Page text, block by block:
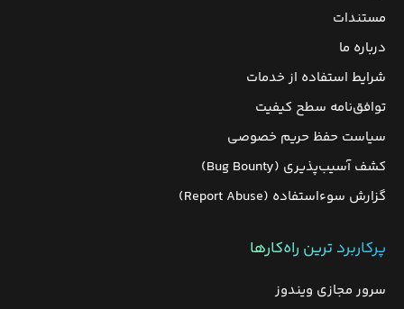
مستندات
درباره ما
شرایط استفاده از خدمات
توافق‌نامه سطح کیفیت
سیاست حفظ حریم خصوصی
کشف آسیب‌پذیری (Bug Bounty)
گزارش سوءاستفاده (Report Abuse)
پرکاربرد ترین راه‌کارها
سرور مجازی ویندوز